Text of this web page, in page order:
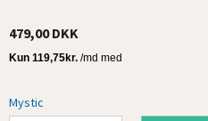
479,00 DKK
Mystic